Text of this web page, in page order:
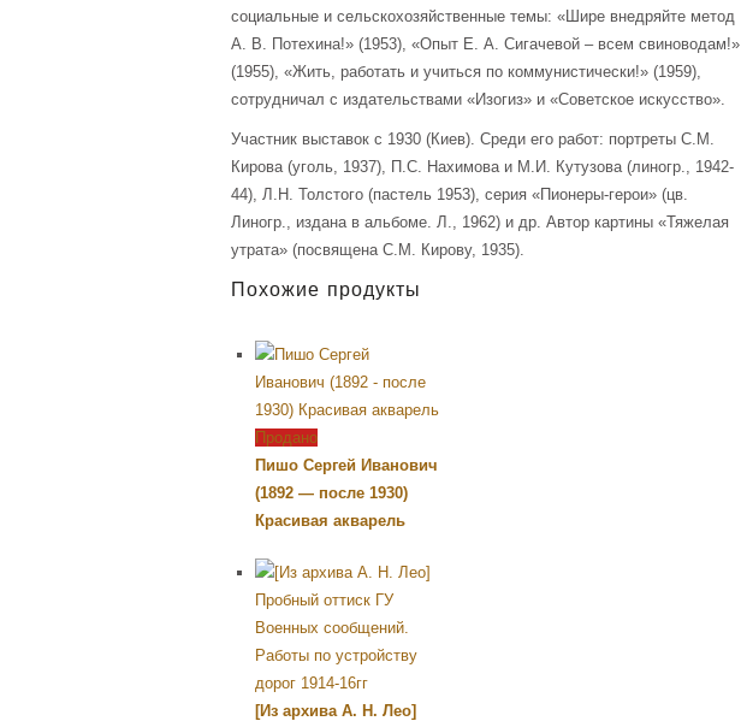
социальные и сельскохозяйственные темы: «Шире внедряйте метод
А. В. Потехина!» (1953), «Опыт Е. А. Сигачевой – всем свиноводам!»
(1955), «Жить, работать и учиться по коммунистически!» (1959),
сотрудничал с издательствами «Изогиз» и «Советское искусство».
Участник выставок с 1930 (Киев). Среди его работ: портреты С.М.
Кирова (уголь, 1937), П.С. Нахимова и М.И. Кутузова (линогр., 1942-
44), Л.Н. Толстого (пастель 1953), серия «Пионеры-герои» (цв.
Линогр., издана в альбоме. Л., 1962) и др. Автор картины «Тяжелая
утрата» (посвящена С.М. Кирову, 1935).
Похожие продукты
Продано
Пишо Сергей Иванович
(1892 — после 1930)
Красивая акварель
[Из архива А. Н. Лео]